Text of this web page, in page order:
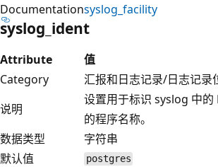
Documentationsyslog_facility
syslog_ident
Attribute
值
Category
汇报和日志记录/日志记录
说明
设置用于标识 syslog 中
的程序名称。
数据类型
字符串
默认值
postgres